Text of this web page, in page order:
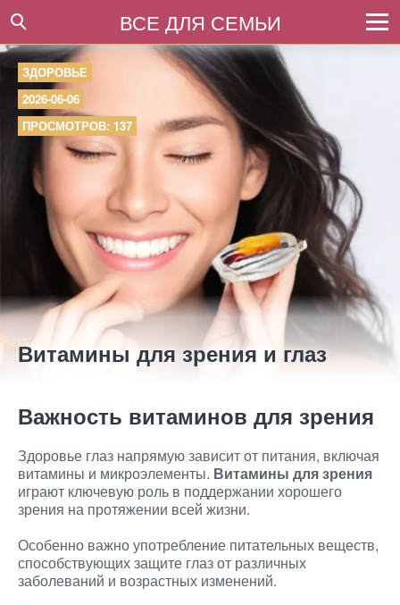
ВСЕ ДЛЯ СЕМЬИ
ЗДОРОВЬЕ
2026-06-06
ПРОСМОТРОВ: 137
Витамины для зрения и глаз
Важность витаминов для зрения
Здоровье глаз напрямую зависит от питания, включая
витамины и микроэлементы. Витамины для зрения
играют ключевую роль в поддержании хорошего
зрения на протяжении всей жизни.
Особенно важно употребление питательных веществ,
способствующих защите глаз от различных
заболеваний и возрастных изменений.